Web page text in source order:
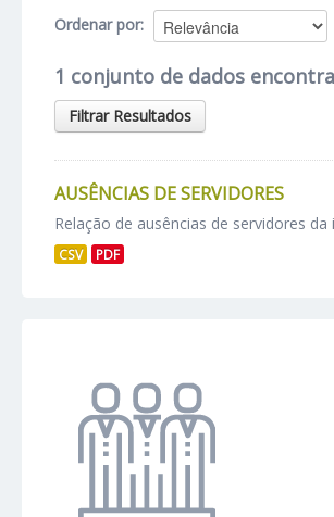
Ordenar por
1 conjunto de dados
Filtrar Resultados
AUSÊNCIAS DE SERVIDORES
Relação de ausências de servidores da
CSV PDF